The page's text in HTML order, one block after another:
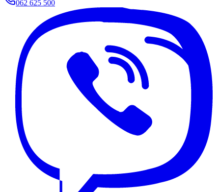
062 625 500